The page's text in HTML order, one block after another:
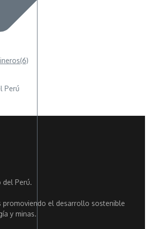
(6)
Perú
del Perú.
promoviendo el desarrollo sostenible
y minas.